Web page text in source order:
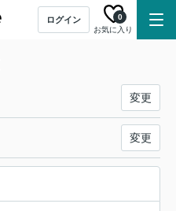
ログイン
お気に入り
0
変更
変更